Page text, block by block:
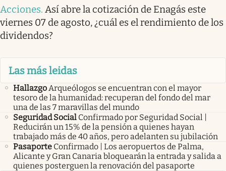
Acciones. Así abre la cotización de Enagás este
viernes 07 de agosto, ¿cuál es el rendimiento de los
dividendos?
Las más leidas
HallazgoArqueólogos se encuentran con el mayor
tesoro de la humanidad: recuperan del fondo del mar
una de las 7 maravillas del mundo
Seguridad Social Confirmado por Seguridad Social |
Reducirán un 15% de la pensión a quienes hayan
trabajado más de 40 años, pero adelanten su jubilación
Pasaporte Confirmado | Los aeropuertos de Palma,
Alicante y Gran Canaria bloquearán la entrada y salida a
quienes posterguen la renovación del pasaporte